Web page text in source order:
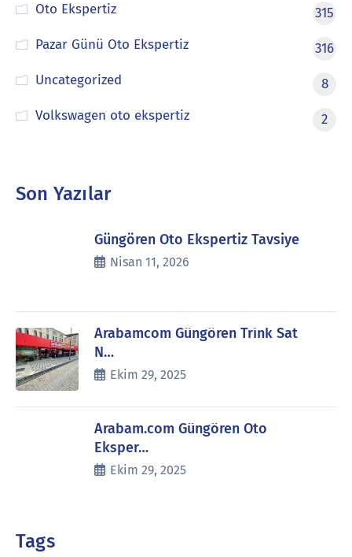
Oto Ekspertiz
315
Pazar Günü Oto Ekspertiz
316
Uncategorized
8
Volkswagen oto ekspertiz
2
Son Yazılar
Güngören Oto Ekspertiz Tavsiye
Nisan 11, 2026
Arabamcom Güngören Trink Sat
N…
Ekim 29, 2025
Arabam.com Güngören Oto
Eksper…
Ekim 29, 2025
Tags